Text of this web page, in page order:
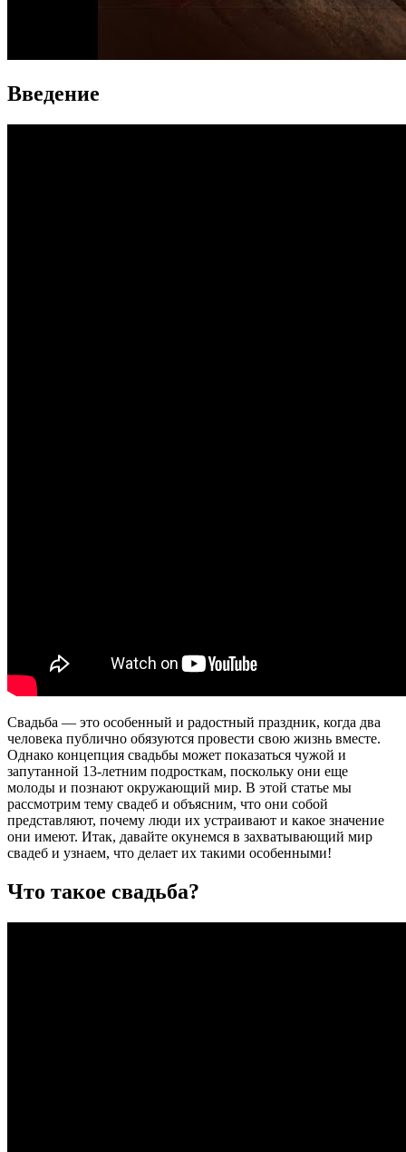
Введение
Свадьба — это особенный и радостный праздник, когда два
человека публично обязуются провести свою жизнь вместе.
Однако концепция свадьбы может показаться чужой и
запутанной 13-летним подросткам, поскольку они еще
молоды и познают окружающий мир. В этой статье мы
рассмотрим тему свадеб и объясним, что они собой
представляют, почему люди их устраивают и какое значение
они имеют. Итак, давайте окунемся в захватывающий мир
свадеб и узнаем, что делает их такими особенными!
Что такое свадьба?